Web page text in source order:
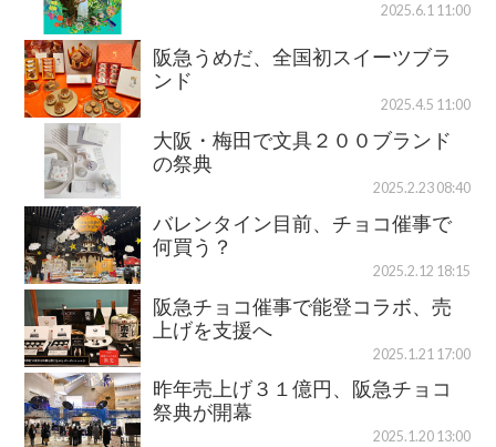
2025.6.1 11:00
阪急うめだ、全国初スイーツブラ
ンド
2025.4.5 11:00
大阪・梅田で文具２００ブランド
の祭典
2025.2.23 08:40
バレンタイン目前、チョコ催事で
何買う？
2025.2.12 18:15
阪急チョコ催事で能登コラボ、売
上げを支援へ
2025.1.21 17:00
昨年売上げ３１億円、阪急チョコ
祭典が開幕
2025.1.20 13:00